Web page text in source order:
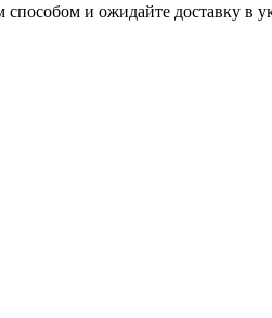
способом и ожидайте доставку в